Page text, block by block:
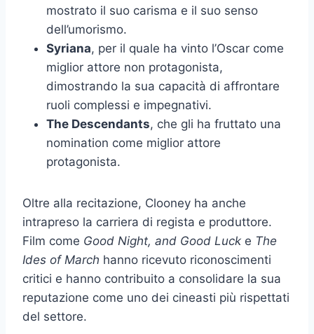
mostrato il suo carisma e il suo senso
dell’umorismo.
Syriana, per il quale ha vinto l’Oscar come
miglior attore non protagonista,
dimostrando la sua capacità di affrontare
ruoli complessi e impegnativi.
The Descendants, che gli ha fruttato una
nomination come miglior attore
protagonista.
Oltre alla recitazione, Clooney ha anche
intrapreso la carriera di regista e produttore.
Film come Good Night, and Good Luck e The
Ides of March hanno ricevuto riconoscimenti
critici e hanno contribuito a consolidare la sua
reputazione come uno dei cineasti più rispettati
del settore.